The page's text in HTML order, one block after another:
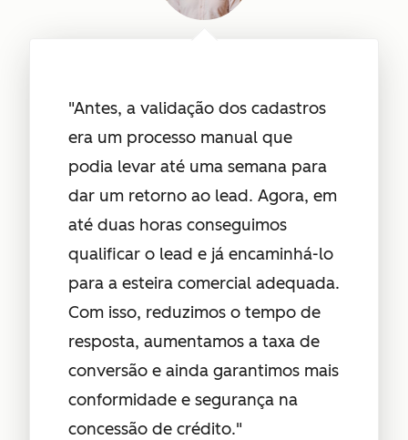
"Antes, a validação dos cadastros
era um processo manual que
podia levar até uma semana para
dar um retorno ao lead. Agora, em
até duas horas conseguimos
qualificar o lead e já encaminhá-lo
para a esteira comercial adequada.
Com isso, reduzimos o tempo de
resposta, aumentamos a taxa de
conversão e ainda garantimos mais
conformidade e segurança na
concessão de crédito."